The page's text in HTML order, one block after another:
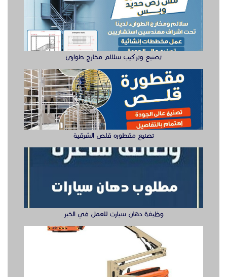
تصنيع وتركيب سلالم مخارج طوارئ
تصنيع مقطوره قلص الشرقية
وظيفة دهان سيارت للعمل في الخبر